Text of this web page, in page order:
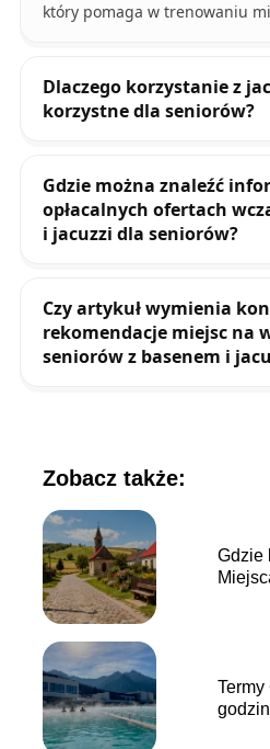
który pomaga w trenowaniu
Dlaczego korzystanie z
korzystne dla seniorów?
Gdzie można znaleźć
opłacalnych ofertach
i jacuzzi dla seniorów?
Czy artykuł wymienia
rekomendacje miejsc na
seniorów z basenem i
Zobacz także:
Gdzie
Termy